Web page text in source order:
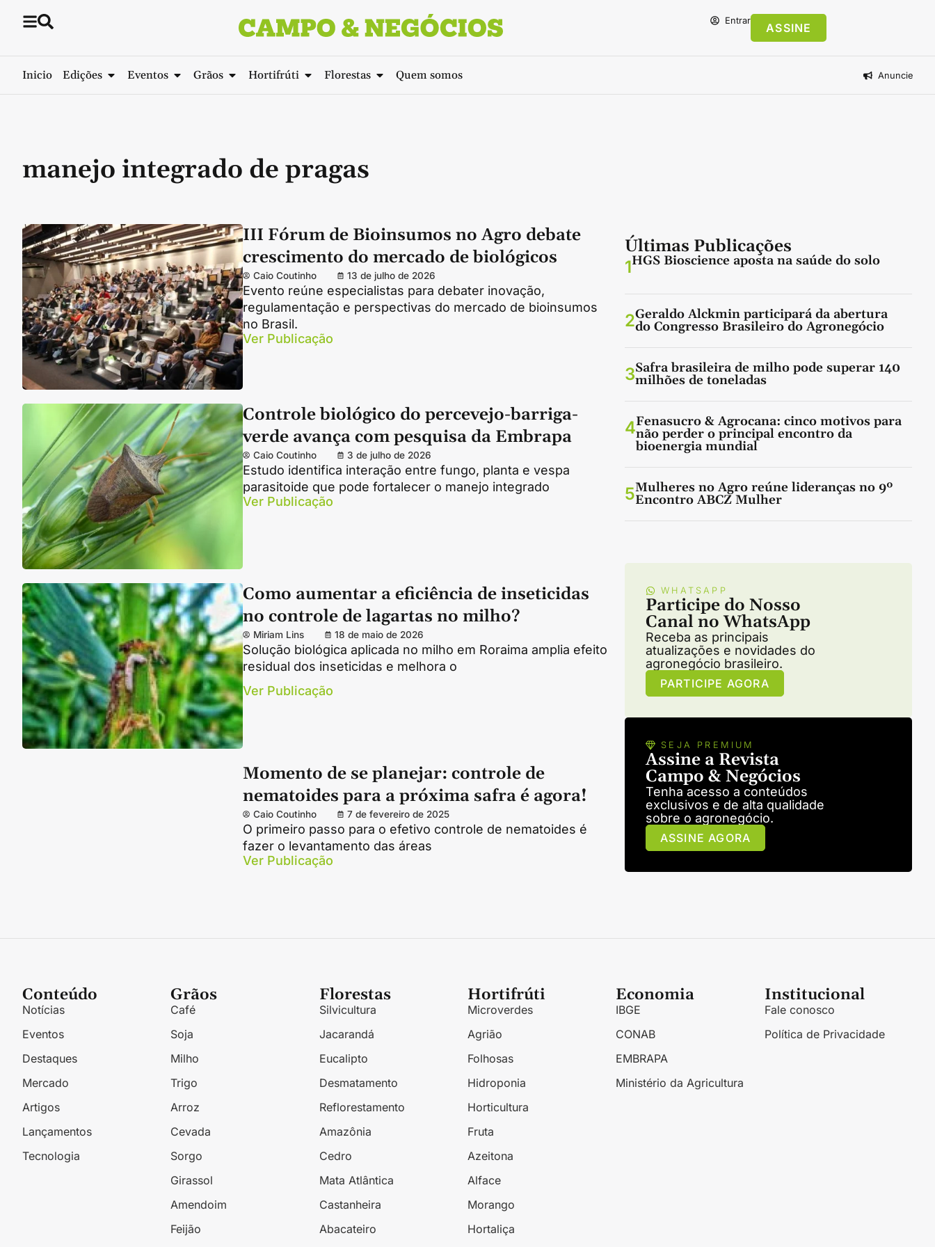
Entrar
ASSINE
Inicio Edições Eventos Grãos Hortifrúti Florestas Quem somos Anuncie
manejo integrado de pragas
III Fórum de Bioinsumos no Agro debate
crescimento do mercado de biológicos
Caio Coutinho 13 de julho de 2026
Evento reúne especialistas para debater inovação,
regulamentação e perspectivas do mercado de bioinsumos
no Brasil.
Ver Publicação
Controle biológico do percevejo-barriga-
verde avança com pesquisa da Embrapa
Caio Coutinho 3 de julho de 2026
Estudo identifica interação entre fungo, planta e vespa
parasitoide que pode fortalecer o manejo integrado
Ver Publicação
Como aumentar a eficiência de inseticidas
no controle de lagartas no milho?
Miriam Lins 18 de maio de 2026
Solução biológica aplicada no milho em Roraima amplia efeito
residual dos inseticidas e melhora o
Ver Publicação
Momento de se planejar: controle de
nematoides para a próxima safra é agora!
Caio Coutinho 7 de fevereiro de 2025
O primeiro passo para o efetivo controle de nematoides é
fazer o levantamento das áreas
Ver Publicação
Últimas Publicações
1HGS Bioscience aposta na saúde do solo
2Geraldo Alckmin participará da abertura
do Congresso Brasileiro do Agronegócio
3Safra brasileira de milho pode superar 140
milhões de toneladas
4Fenasucro & Agrocana: cinco motivos para
não perder o principal encontro da
bioenergia mundial
5Mulheres no Agro reúne lideranças no 9º
Encontro ABCZ Mulher
WHATSAPP
Participe do Nosso
Canal no WhatsApp
Receba as principais
atualizações e novidades do
agronegócio brasileiro.
PARTICIPE AGORA
SEJA PREMIUM
Assine a Revista
Campo & Negócios
Tenha acesso a conteúdos
exclusivos e de alta qualidade
sobre o agronegócio.
ASSINE AGORA
Conteúdo
Notícias
Eventos
Destaques
Mercado
Artigos
Lançamentos
Tecnologia
Grãos
Café
Soja
Milho
Trigo
Arroz
Cevada
Sorgo
Girassol
Amendoim
Feijão
Florestas
Silvicultura
Jacarandá
Eucalipto
Desmatamento
Reflorestamento
Amazônia
Cedro
Mata Atlântica
Castanheira
Abacateiro
Hortifrúti
Microverdes
Agrião
Folhosas
Hidroponia
Horticultura
Fruta
Azeitona
Alface
Morango
Hortaliça
Economia
IBGE
CONAB
EMBRAPA
Ministério da Agricultura
Institucional
Fale conosco
Política de Privacidade